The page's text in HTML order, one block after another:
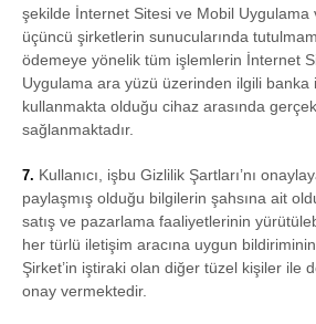
şekilde İnternet Sitesi ve Mobil Uygulama
üçüncü şirketlerin sunucularında
ödemeye yönelik tüm işlemlerin İnternet
Uygulama ara yüzü üzerinden ilgili banka
kullanmakta olduğu cihaz arasında
sağlanmaktadır.
7. Kullanıcı, işbu Gizlilik Şartları’nı
paylaşmış olduğu bilgilerin şahsına ait
satış ve pazarlama faaliyetlerinin
her türlü iletişim aracına uygun
Şirket’in iştiraki olan diğer tüzel kişiler ile
onay vermektedir.